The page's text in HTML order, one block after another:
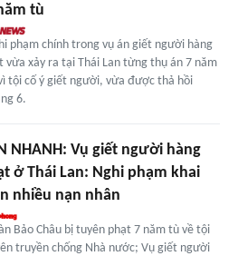
tù
phạm chính trong vụ án giết người hàng
vừa xảy ra tại Thái Lan từng thụ án 7 năm
tội cố ý giết người, vừa được thả hồi
6.
NHANH: Vụ giết người hàng
ở Thái Lan: Nghi phạm khai
nhiều nạn nhân
Bảo Châu bị tuyên phạt 7 năm tù về tội
truyền chống Nhà nước; Vụ giết người